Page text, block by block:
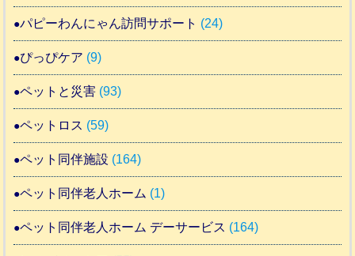
パピーわんにゃん訪問サポート (24)
ぴっぴケア (9)
ペットと災害 (93)
ペットロス (59)
ペット同伴施設 (164)
ペット同伴老人ホーム (1)
ペット同伴老人ホーム デーサービス (164)